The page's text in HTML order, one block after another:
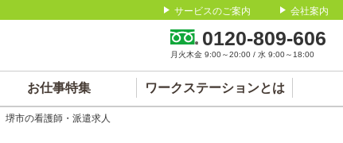
サービスのご案内 会社案内
0120-809-606
月火木金 9:00～20:00 / 水 9:00～18:00
お仕事特集 ワークステーションとは
堺市の看護師・派遣求人